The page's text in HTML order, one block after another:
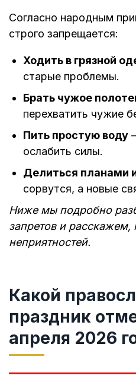
Согласно народным
строго запрещается:
Ходить в грязной
старые проблемы.
Брать чужое
перехватить чужие
Пить простую воду
ослабить силы.
Делиться планами
сорвутся, а новые
Ниже мы подробно
запретов и расскажем,
неприятностей.
Какой
праздник
апреля 2026